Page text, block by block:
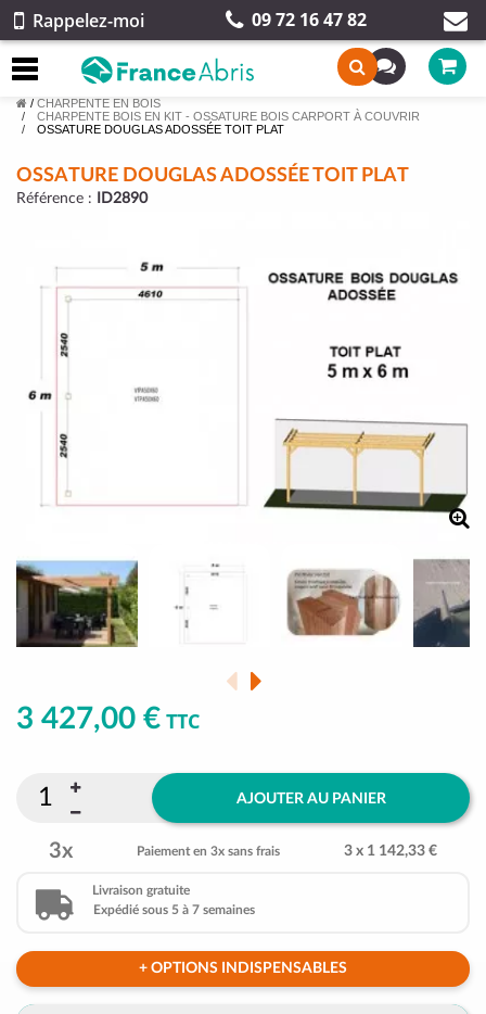
Rappelez-moi 09 72 16 47 82
/ CHARPENTE EN BOIS
CHARPENTE BOIS EN KIT - OSSATURE BOIS CARPORT À COUVRIR
OSSATURE DOUGLAS ADOSSÉE TOIT PLAT
OSSATURE DOUGLAS ADOSSÉE TOIT PLAT
Référence : ID2890
3 427,00 € TTC
AJOUTER AU PANIER
3x Paiement en 3x sans frais 3 x 1 142,33 €
Livraison gratuite
Expédié sous 5 à 7 semaines
+ OPTIONS INDISPENSABLES